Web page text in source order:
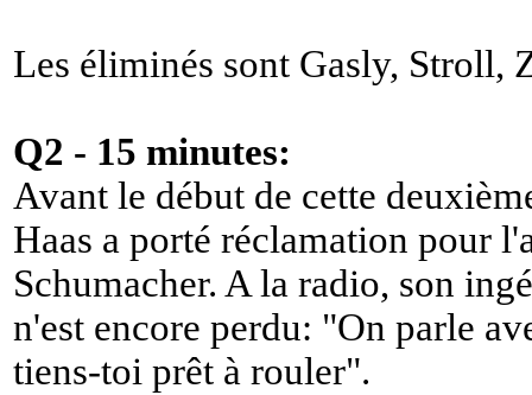
Les éliminés sont Gasly, Stroll,
Q2 - 15 minutes:
Avant le début de cette
Haas a porté réclamation pour
Schumacher. A la radio, son
n'est encore perdu: "On parle
tiens-toi prêt à rouler".